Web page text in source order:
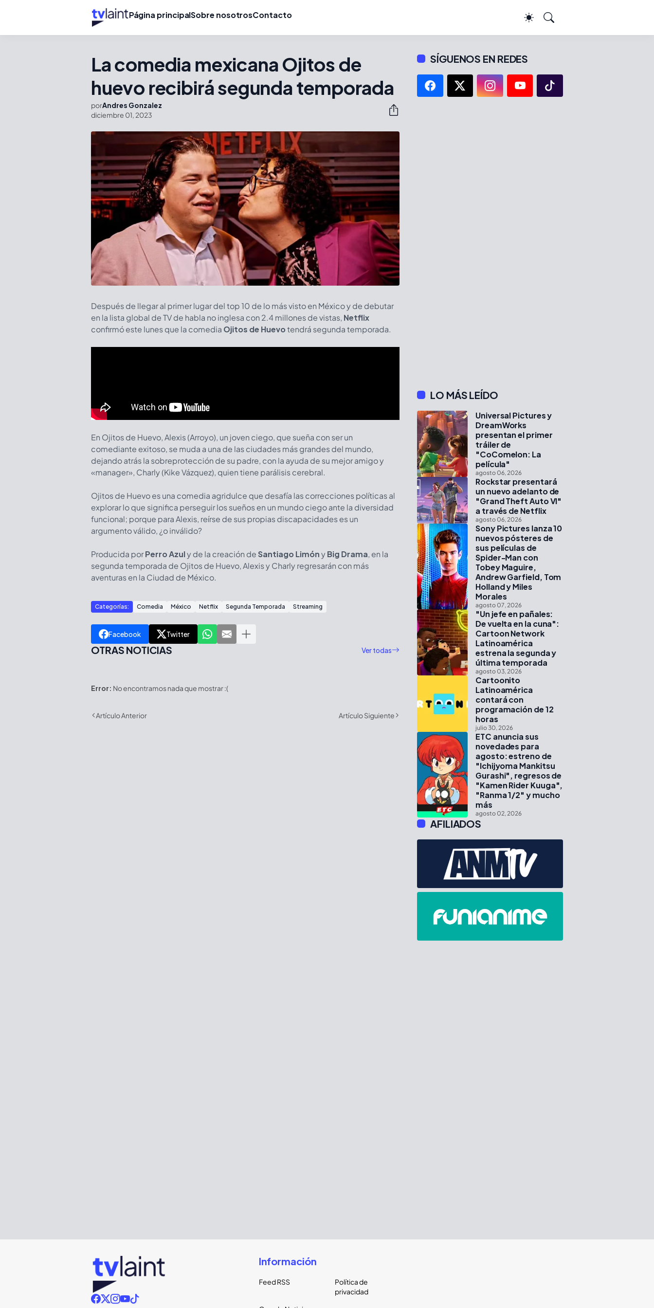
Página principalSobre nosotrosContacto
La comedia mexicana Ojitos de
huevo recibirá segunda temporada
porAndres Gonzalez
diciembre 01, 2023
Después de llegar al primer lugar del top 10 de lo más visto en México y de debutar
en la lista global de TV de habla no inglesa con 2.4 millones de vistas, Netflix
confirmó este lunes que la comedia Ojitos de Huevotendrá segunda temporada.
En Ojitos de Huevo, Alexis (Arroyo), un joven ciego, que sueña con ser un
comediante exitoso, se muda a una de las ciudades más grandes del mundo,
dejando atrás la sobreprotección de su padre, con la ayuda de su mejor amigo y
«manager», Charly (Kike Vázquez), quien tiene parálisis cerebral.
Ojitos de Huevo es una comedia agridulce que desafía las correcciones políticas al
explorar lo que significa perseguir los sueños en un mundo ciego ante la diversidad
funcional; porque para Alexis, reírse de sus propias discapacidades es un
argumento válido, ¿o inválido?
Producida porPerro Azuly de la creación de Santiago LimónyBig Drama, en la
segunda temporada de Ojitos de Huevo, Alexis y Charly regresarán con más
aventuras en la Ciudad de México.
Categorías: Comedia México Netflix Segunda Temporada Streaming
Facebook Twitter
OTRAS NOTICIAS Ver todas
Error: No encontramos nada que mostrar :(
Artículo Anterior Artículo Siguiente
SÍGUENOS EN REDES
LO MÁS LEÍDO
Universal Pictures y
DreamWorks
presentan el primer
tráiler de
"CoComelon: La
película"
agosto 06, 2026
Rockstar presentará
un nuevo adelanto de
"Grand Theft Auto VI"
a través de Netflix
agosto 06, 2026
Sony Pictures lanza 10
nuevos pósteres de
sus películas de
Spider-Man con
Tobey Maguire,
Andrew Garfield, Tom
Holland y Miles
Morales
agosto 07, 2026
"Un jefe en pañales:
De vuelta en la cuna":
Cartoon Network
Latinoamérica
estrena la segunda y
última temporada
agosto 03, 2026
Cartoonito
Latinoamérica
contará con
programación de 12
horas
julio 30, 2026
ETC anuncia sus
novedades para
agosto: estreno de
"Ichijyoma Mankitsu
Gurashi", regresos de
"Kamen Rider Kuuga",
"Ranma 1/2" y mucho
más
agosto 02, 2026
AFILIADOS
Información
Feed RSS
Política de
privacidad